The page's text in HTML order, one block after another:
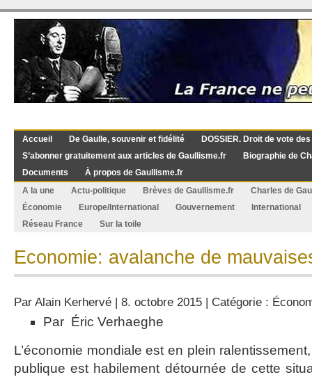
Accueil De Gaulle, souvenir et fidélité
DOSSIER. Droit de vote
S’abonner gratuitement aux articles de Gaullisme.fr
Biographie de
Documents
À propos de Gaullisme.fr
A la une
Actu-politique Brèves de Gaullisme.fr
Charles de
Économie
Europe/International Gouvernement
International
Réseau France
Sur la toile
Economie: avalanche de
Par Alain Kerhervé | 8. octobre 2015 | Catégorie :
Par Éric Verhaeghe
L’économie mondiale est en plein
publique est habilement détournée de cette